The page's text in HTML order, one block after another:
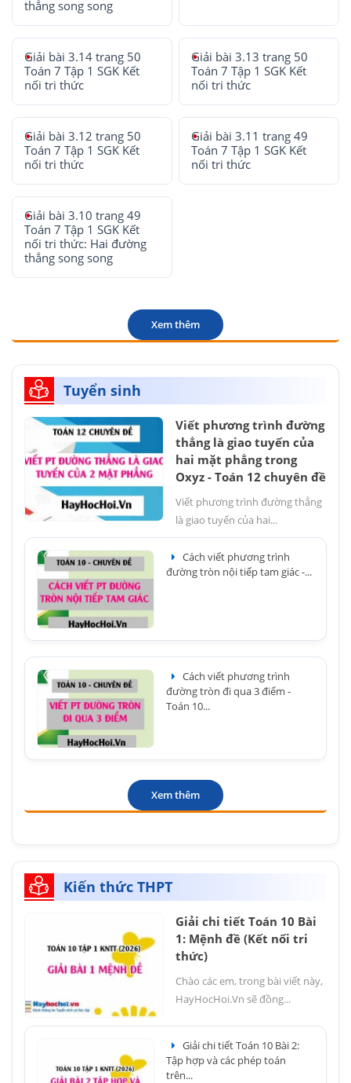
thẳng song song
Giải bài 3.14 trang 50
Toán 7 Tập 1 SGK Kết
nối tri thức
Giải bài 3.13 trang 50
Toán 7 Tập 1 SGK Kết
nối tri thức
Giải bài 3.12 trang 50
Toán 7 Tập 1 SGK Kết
nối tri thức
Giải bài 3.11 trang 49
Toán 7 Tập 1 SGK Kết
nối tri thức
Giải bài 3.10 trang 49
Toán 7 Tập 1 SGK Kết
nối tri thức: Hai đường
thẳng song song
Xem thêm
Tuyển sinh
Viết phương trình đường
thẳng là giao tuyến của
hai mặt phẳng trong
Oxyz - Toán 12 chuyên đề
Viết phương trình đường thẳng
là giao tuyến của hai...
Cách viết phương trình
đường tròn nội tiếp tam giác -...
Cách viết phương trình
đường tròn đi qua 3 điểm -
Toán 10...
Xem thêm
Kiến thức THPT
Giải chi tiết Toán 10 Bài
1: Mệnh đề (Kết nối tri
thức)
Chào các em, trong bài viết này,
HayHocHoi.Vn sẽ đồng...
Giải chi tiết Toán 10 Bài 2:
Tập hợp và các phép toán
trên...